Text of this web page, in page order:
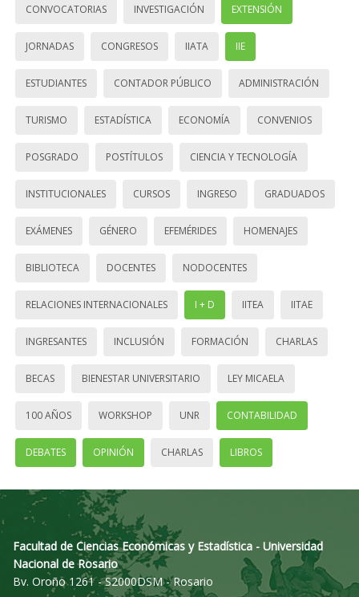
CONVOCATORIAS INVESTIGACIÓN EXTENSIÓN
JORNADAS CONGRESOS IIATA IIE
ESTUDIANTES CONTADOR PÚBLICO ADMINISTRACIÓN
TURISMO ESTADÍSTICA ECONOMÍA CONVENIOS
POSGRADO POSTÍTULOS CIENCIA Y TECNOLOGÍA
INSTITUCIONALES CURSOS INGRESO GRADUADOS
EXÁMENES GÉNERO EFEMÉRIDES HOMENAJES
BIBLIOTECA DOCENTES NODOCENTES
RELACIONES INTERNACIONALES I + D IITEA IITAE
INGRESANTES INCLUSIÓN FORMACIÓN CHARLAS
BECAS BIENESTAR UNIVERSITARIO LEY MICAELA
100 AÑOS WORKSHOP UNR CONTABILIDAD
DEBATES OPINIÓN CHARLAS LIBROS
Facultad de Ciencias Económicas y Estadística - Universidad
Nacional de Rosario
Bv. Oroño 1261 - S2000DSM - Rosario